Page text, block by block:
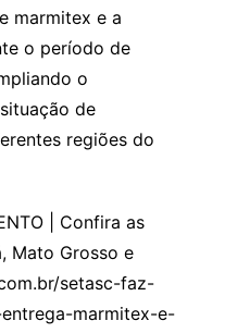
marmitex e a
o período de
o
de
regiões do
| Confira as
Mato Grosso e
setasc-faz-
marmitex-e-